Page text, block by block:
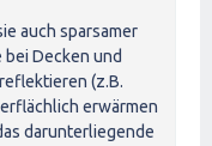
auch sparsamer
Decken und
(z.B.
erwärmen
darunterliegende